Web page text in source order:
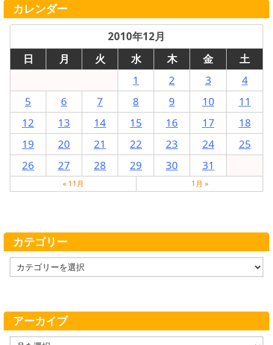
カレンダー
2010年12月
日
月 火 水 木 金
土
1
2 3
4
5
6 7 8 9 10
11
12
13 14 15 16 17
18
19
20 21 22 23 24
25
26
27 28 29 30 31
« 11月 1月 »
カテゴリー
テ
ー
アーカイブ